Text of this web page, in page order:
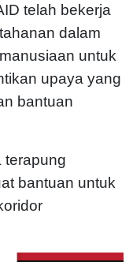
telah bekerja
dalam
untuk
upaya yang
bantuan
terapung
bantuan untuk